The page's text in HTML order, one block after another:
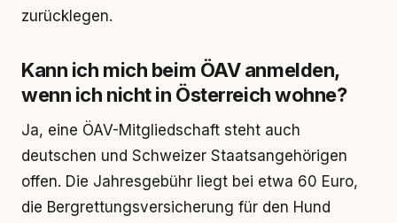
zurücklegen.
Kann ich mich beim ÖAV anmelden,
wenn ich nicht in Österreich wohne?
Ja, eine ÖAV-Mitgliedschaft steht auch
deutschen und Schweizer Staatsangehörigen
offen. Die Jahresgebühr liegt bei etwa 60 Euro,
die Bergrettungsversicherung für den Hund